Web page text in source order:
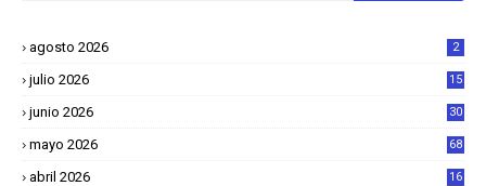
agosto 2026 2
julio 2026 15
junio 2026 30
mayo 2026 68
abril 2026
16